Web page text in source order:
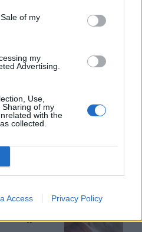
of my
my
Advertising.
Use,
of my
with the
collected.
Access Privacy Policy
τις
μάτια
απέναντι
ολόσωμο
κέντημα